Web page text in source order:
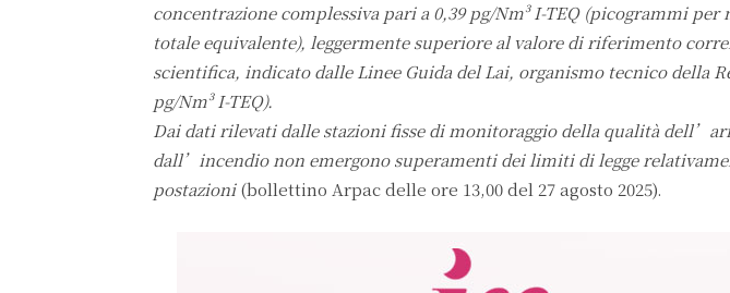
concentrazione complessiva pari a 0,39 pg/Nm³ I-TEQ (picogrammi
totale equivalente), leggermente superiore al valore di riferimento
scientifica, indicato dalle Linee Guida del Lai, organismo tecnico della
pg/Nm³ I-TEQ).
Dai dati rilevati dalle stazioni fisse di monitoraggio della qualità
dall’incendio non emergono superamenti dei limiti di legge
postazioni(bollettino Arpac delle ore 13,00 del 27 agosto 2025).